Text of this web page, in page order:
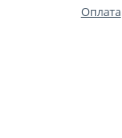
Оплата